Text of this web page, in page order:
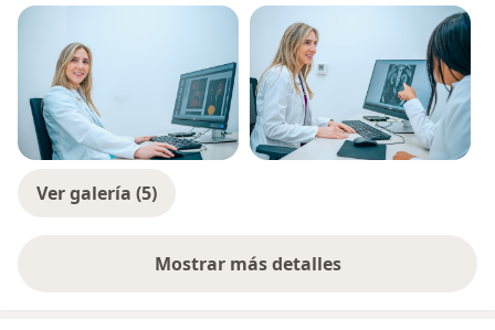
Ver galería (5)
Mostrar más detalles
sobre la experiencia